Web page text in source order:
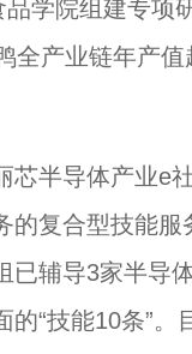
品学院组建专
全产业链年产
半导体产业e
的复合型技能
已辅导3家半导
“技能10条”